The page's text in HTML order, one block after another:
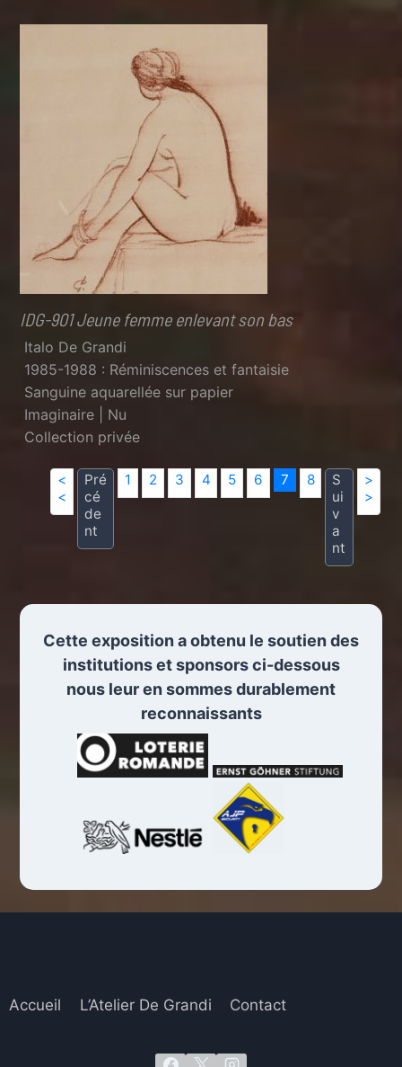
IDG-901 Jeune femme enlevant son bas
Italo De Grandi
1985-1988 : Réminiscences et fantaisie
Sanguine aquarellée sur papier
Imaginaire | Nu
Collection privée
<
<
Pré
cé
de
nt
1 2 3 4 5 6 7 8
S
ui
v
a
nt
>
>
Cette exposition a obtenu le soutien des
institutions et sponsors ci-dessous
nous leur en sommes durablement
reconnaissants
Accueil L’Atelier De Grandi Contact